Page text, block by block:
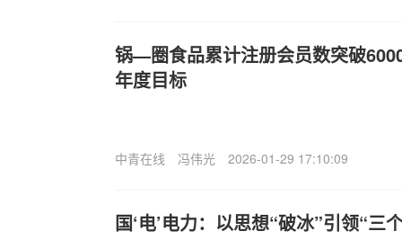
锅—圈食品累计注册会员数突破
年度目标
中青在线 冯伟光 2026-01-29 17:10:09
国‘电’电力：以思想“破冰”引领“三